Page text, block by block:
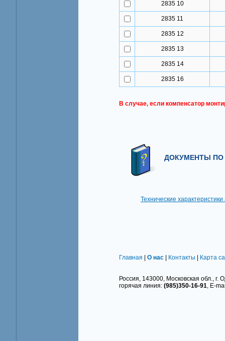
2835 10
2835 11
2835 12
2835 13
2835 14
2835 16
В случае, если компенсатор
ДОКУМЕНТЫ ПО
Технические
Главная О нас Контакты Карта
Россия, 143000, Московская обл.,
горячая линия: (985)350-16-91, E-